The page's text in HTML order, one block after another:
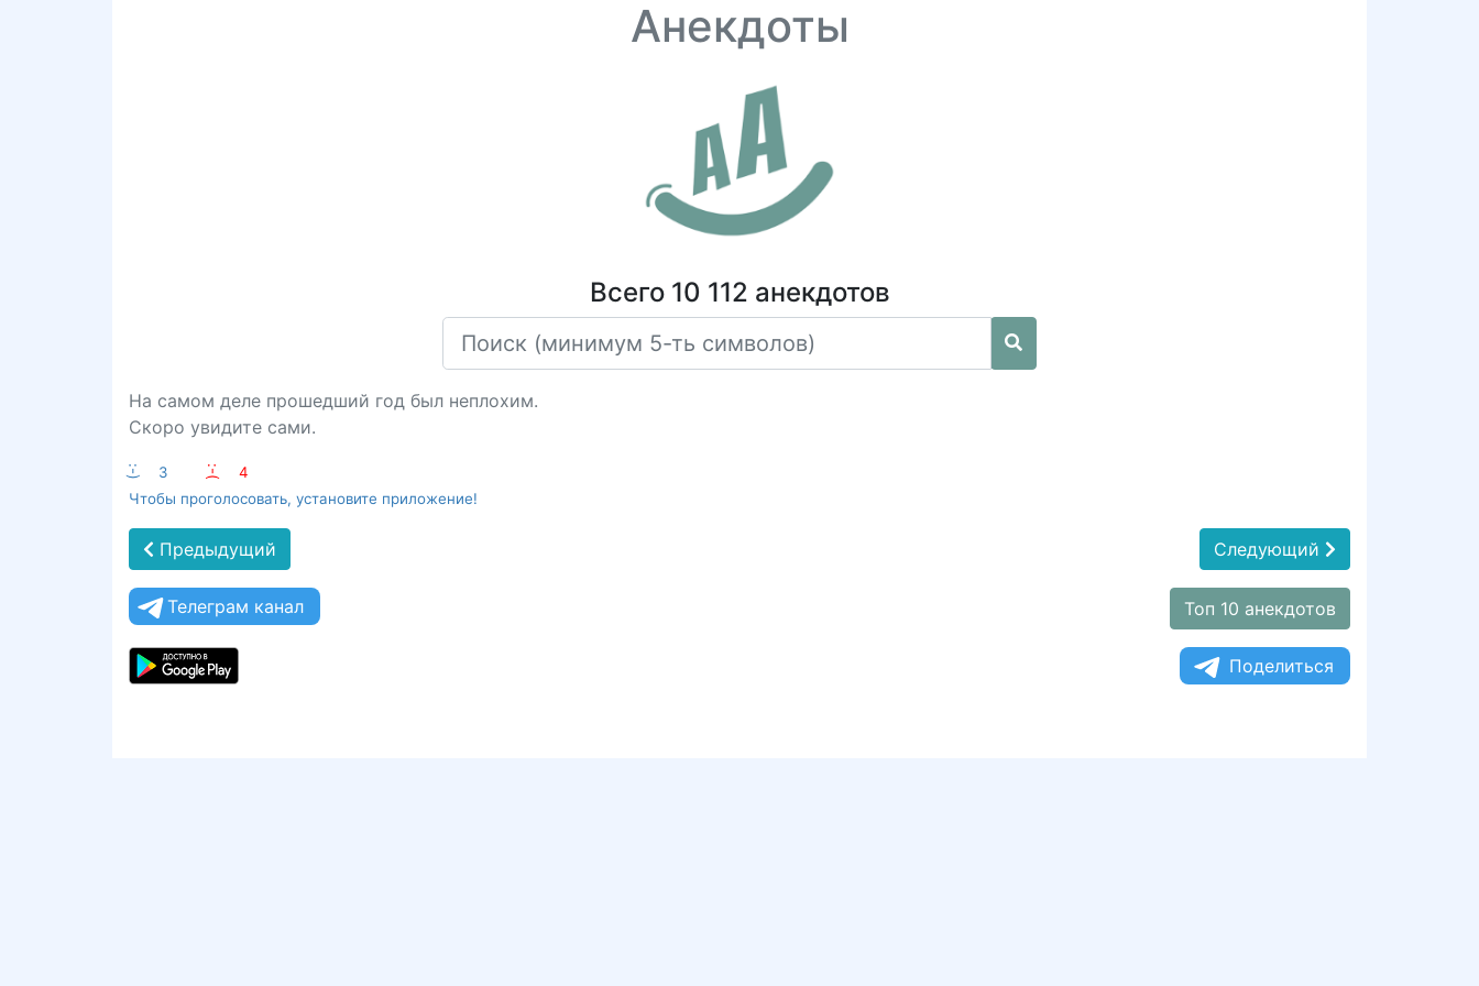
Анекдоты
Всего 10 112 анекдотов
На самом деле прошедший год был неплохим.
Скоро увидите сами.
:-) 3 :-(
4
Чтобы проголосовать, установите приложение!
Предыдущий Следующий
Телеграм канал Топ 10 анекдотов
Поделиться